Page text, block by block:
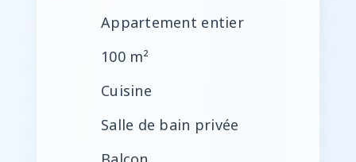
Appartement entier
100 m²
Cuisine
Salle de bain privée